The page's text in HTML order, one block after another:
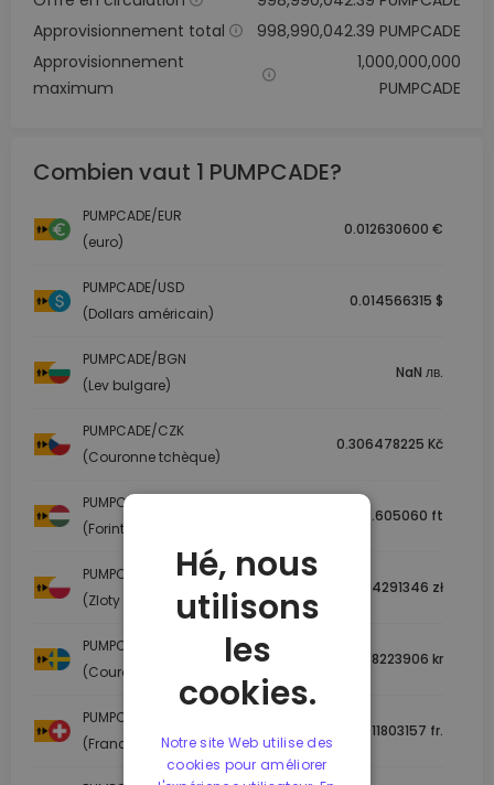
Approvisionnement total
998,990,042.39 PUMPCADE
Approvisionnement
maximum
1,000,000,000
PUMPCADE
Combien vaut 1 PUMPCADE?
PUMPCADE/EUR
(euro)
0.012630600 €
PUMPCADE/USD
(Dollars américain)
0.014566315 $
PUMPCADE/BGN
(Lev bulgare)
NaN лв.
PUMPCADE/CZK
(Couronne tchèque)
0.306478225 Kč
PUMPCADE/HUF
(Forint hongrois)
4.605060 ft
PUMPCADE/PLN
(Zloty polonais)
0.054291346 zł
PUMPCADE/SEK
(Couronne suédoise)
0.138223906 kr
PUMPCADE/CHF
(Franc suisse)
0.011803157 fr.
Hé, nous
utilisons
les
cookies.
Notre site Web utilise des
cookies pour améliorer